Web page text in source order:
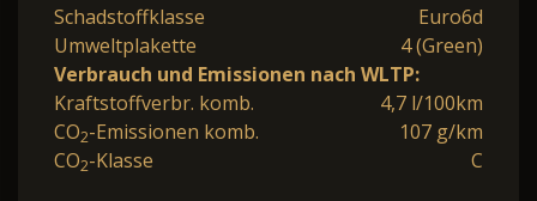
Schadstoffklasse
Euro6d
Umweltplakette
4 (Green)
Verbrauch und Emissionen nach WLTP:
Kraftstoffverbr. komb.
4,7 l/100km
CO2-Emissionen komb.
107 g/km
CO2-Klasse C